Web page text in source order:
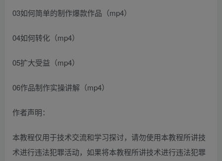
03如何简单的制作爆款作品（mp4）
04如何转化（mp4）
05扩大受益（mp4）
06作品制作实操讲解（mp4）
作者声明：
本教程仅用于技术交流和学习探讨，请勿使用本教程所讲技
术进行违法犯罪活动，如果将本教程所讲技术进行违法犯罪